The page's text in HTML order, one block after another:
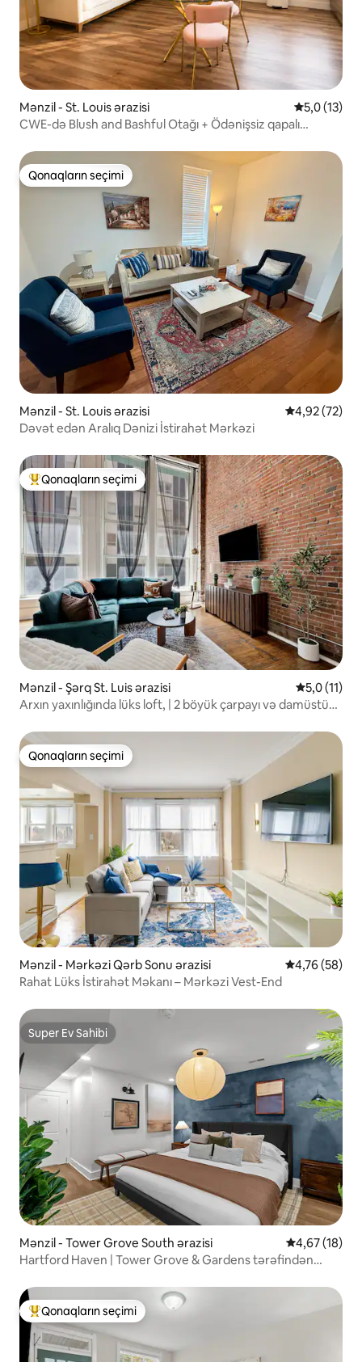
Mənzil - St. Louis ərazisi Ortalama
5,0 (13)
CWE-də Blush and Bashful Otağı + Ödənişsiz qapalı
Qonaqların seçimi
Qonaqların seçimi
Mənzil - St. Louis ərazisi Ortalama
4,92 (72)
Dəvət edən Aralıq Dənizi İstirahət Mərkəzi
Populyar "Qonaqların seçimi"
Qonaqların seçimi
Mənzil - Şərq St. Luis ərazisi Ortalama
5,0 (11)
Arxın yaxınlığında lüks loft, | 2 böyük çarpayı və damüstü
Qonaqların seçimi
Qonaqların seçimi
Mənzil - Mərkəzi Qərb Sonu ərazisi Ortalama
4,76 (58)
Rahat Lüks İstirahət Məkanı – Mərkəzi Vest-End
Super Ev Sahibi
Super Ev Sahibi
Mənzil - Tower Grove South ərazisi Ortalama
4,67 (18)
Hartford Haven | Tower Grove & Gardens tərəfindən
Populyar "Qonaqların seçimi"
Qonaqların seçimi